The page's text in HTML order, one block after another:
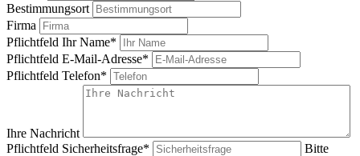
Bestimmungsort
Firma
Pflichtfeld Ihr Name*
Pflichtfeld E-Mail-Adresse*
Pflichtfeld Telefon*
Ihre Nachricht
Pflichtfeld Sicherheitsfrage*
Bitte